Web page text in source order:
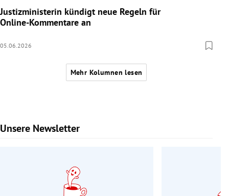
Justizministerin kündigt neue Regeln für
Online-Kommentare an
05.06.2026
Mehr Kolumnen lesen
Unsere Newsletter
Slide 1 von 9